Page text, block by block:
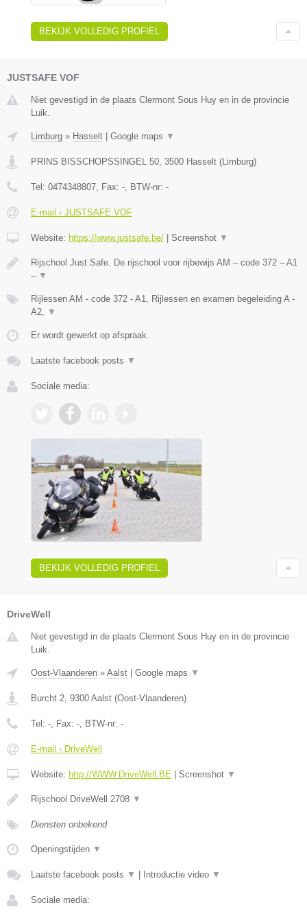
BEKIJK VOLLEDIG PROFIEL
JUSTSAFE VOF
Niet gevestigd in de plaats Clermont Sous Huy en in de provincie
Luik.
Limburg » Hasselt Google maps ▼
PRINS BISSCHOPSSINGEL 50, 3500 Hasselt (Limburg)
Tel: 0474348807, Fax: -, BTW-nr: -
E-mail › JUSTSAFE VOF
Website: https://www.justsafe.be/ Screenshot ▼
Rijschool Just Safe. De rijschool voor rijbewijs AM – code 372 – A1
– ▼
Rijlessen AM - code 372 - A1, Rijlessen en examen begeleiding A -
A2, ▼
Er wordt gewerkt op afspraak.
Laatste facebook posts ▼
Sociale media:
BEKIJK VOLLEDIG PROFIEL
DriveWell
Niet gevestigd in de plaats Clermont Sous Huy en in de provincie
Luik.
Oost-Vlaanderen » Aalst Google maps ▼
Burcht 2, 9300 Aalst (Oost-Vlaanderen)
Tel: -, Fax: -, BTW-nr: -
E-mail › DriveWell
Website: http://WWW.DriveWell.BE Screenshot ▼
Rijschool DriveWell 2708 ▼
Diensten onbekend
Openingstijden ▼
Laatste facebook posts ▼ Introductie video ▼
Sociale media: